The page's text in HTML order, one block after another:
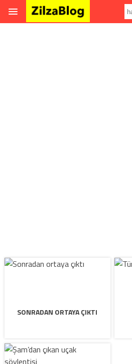
SONRADAN ORTAYA ÇIKTI